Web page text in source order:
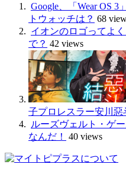
Google、「Wear OS
トウォッチは？ 68
イオンのロゴってよ
で？ 42 views
子プロレスラー安川惡
ルーズヴェルト・ゲ
なんだ！
40 views